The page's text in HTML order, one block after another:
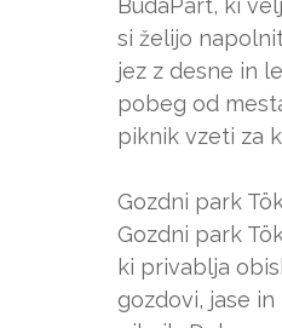
BudaPart, ki
si želijo
jez z desne in
pobeg od
piknik vzeti za
Gozdni park
Gozdni park
ki privablja
gozdovi, jase